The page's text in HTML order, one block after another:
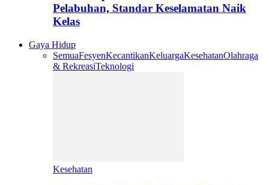
Pelabuhan, Standar Keselamatan Naik
Kelas
Gaya Hidup
SemuaFesyenKecantikanKeluargaKesehatanOlahraga
& RekreasiTeknologi
Kesehatan